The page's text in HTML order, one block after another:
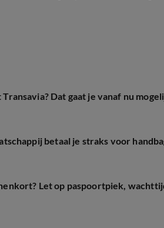
Dat gaat je vanaf nu
betaal je straks voor
Let op paspoortpiek,